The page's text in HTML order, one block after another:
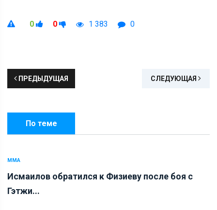
0 0 1 383 0
ПРЕДЫДУЩАЯ СЛЕДУЮЩАЯ
По теме
ММА
Исмаилов обратился к Физиеву после боя с
Гэтжи...